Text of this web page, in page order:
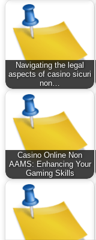
Navigating the legal
aspects of casino sicuri
non…
Casino Online Non
AAMS: Enhancing Your
Gaming Skills